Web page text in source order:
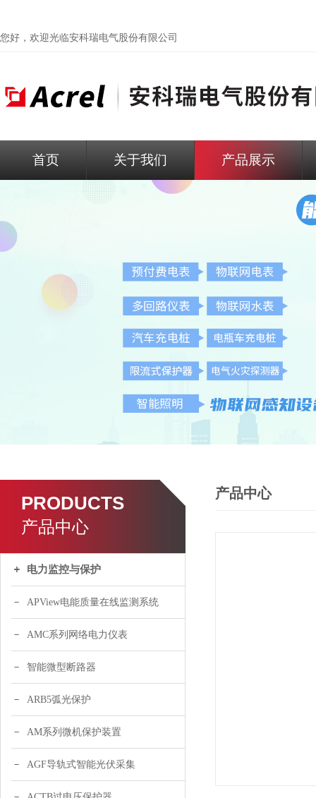
您好，欢迎光临安科瑞电气股份有限公司
首页 关于我们 产品展示
PRODUCTS
产品中心
电力监控与保护
APView电能质量在线监测系统
AMC系列网络电力仪表
智能微型断路器
ARB5弧光保护
AM系列微机保护装置
AGF导轨式智能光伏采集
产品中心